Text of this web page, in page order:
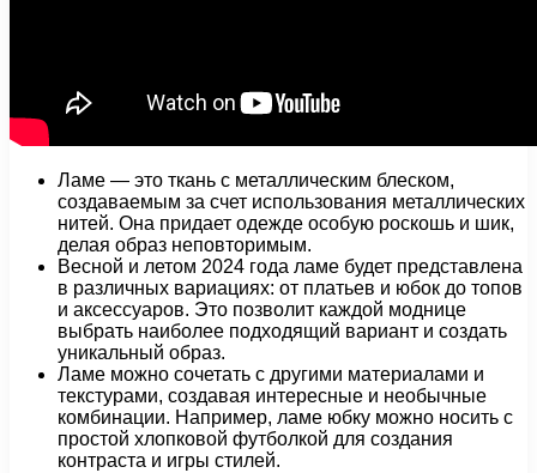
Ламе — это ткань с металлическим блеском,
создаваемым за счет использования металлических
нитей. Она придает одежде особую роскошь и шик,
делая образ неповторимым.
Весной и летом 2024 года ламе будет представлена
в различных вариациях: от платьев и юбок до топов
и аксессуаров. Это позволит каждой моднице
выбрать наиболее подходящий вариант и создать
уникальный образ.
Ламе можно сочетать с другими материалами и
текстурами, создавая интересные и необычные
комбинации. Например, ламе юбку можно носить с
простой хлопковой футболкой для создания
контраста и игры стилей.